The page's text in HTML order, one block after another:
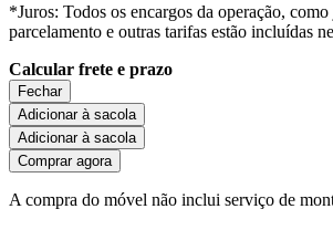
*Juros: Todos os encargos da operação,
parcelamento e outras tarifas estão incluídas
Calcular frete e prazo
Fechar
Adicionar à sacola
Adicionar à sacola
Comprar agora
A compra do móvel não inclui serviço de